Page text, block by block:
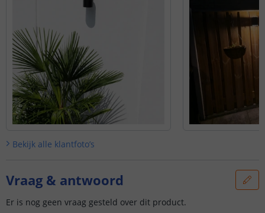
Bekijk alle klantfoto’s
Vraag & antwoord
Er is nog geen vraag gesteld over dit product.